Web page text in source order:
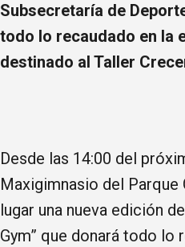
Subsecretaría de
todo lo recaudado en la
destinado al Taller
Desde las 14:00 del
Maxigimnasio del Parque
lugar una nueva edición
Gym” que donará todo lo